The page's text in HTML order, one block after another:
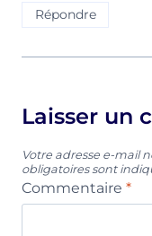
Répondre
Laisser un
Votre adresse e-mail
obligatoires sont
Commentaire *